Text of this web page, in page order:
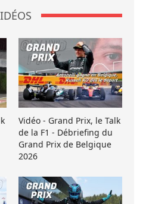
Vidéo - Grand Prix, le Talk
de la F1 - Débriefing du
Grand Prix de Belgique
2026